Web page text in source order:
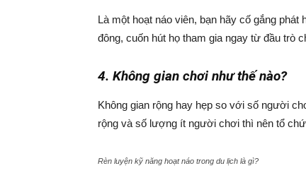
Là một hoạt náo viên, bạn hãy cố gắng phát
đông, cuốn hút họ tham gia ngay từ đầu trò
4. Không gian chơi như thế nào?
Không gian rộng hay hẹp so với số người
rộng và số lượng ít người chơi thì nên tổ
Rèn luyện kỹ năng hoạt náo trong du lịch là gì?